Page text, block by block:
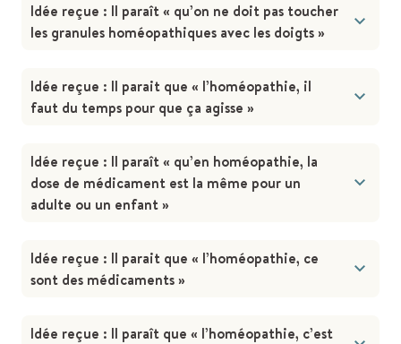
Idée reçue : Il paraît « qu’on ne doit pas toucher
les granules homéopathiques avec les doigts »
Idée reçue : Il parait que « l’homéopathie, il
faut du temps pour que ça agisse »
Idée reçue : Il paraît « qu’en homéopathie, la
dose de médicament est la même pour un
adulte ou un enfant »
Idée reçue : Il parait que « l’homéopathie, ce
sont des médicaments »
Idée reçue : Il paraît que « l’homéopathie, c’est